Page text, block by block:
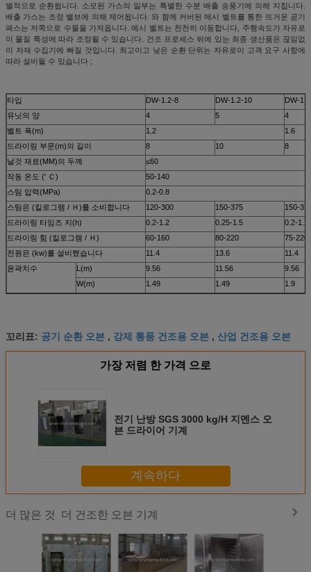
별적으로 순환됩니다. 소모된 가스의 일부는 특별한 수분 배출 송풍기에 의해 지칩니다.
배출 가스는 조정 밸브에 의해 제어됩니다. 와 함께 커버된 메시 벨트를 통한 뜨거운 공기
패스는 저쪽으로 수물을 가져옵니다. 메시 벨트는 천천히 이동합니다, 주행속도가 자유로
이 물질 특성에 따라 조정될 수 있습니다. 건조 프로세스 뒤에 있는 최종 생산품은 끊임없
이 자재 수집기에 빠질 것입니다. 최고이고 낮은 순환 단위는 자유로이 고객 요구 사항에
따라 설비될 수 있습니다 ;
타입 DW-1.2-8 DW-1.2-10
DW-
유닛의 양
4 5
4
벨트 폭(m)
1.2
1.6
드라이링 부문(m)의 길이
8 10
8
날것 재료(MM)의 두께
≤60
작동 온도 (' Ｃ)
50-140
스팀 압력(MPa)
0.2-0.8
스팀은 (킬로그램 / Ｈ)를 소비합니다
120-300 150-375
150-
드라이링 타임즈 지(h)
0.2-1.2 0.25-1.5
0.2-1.2
드라이링 힘 (킬로그램 / Ｈ)
60-160 80-220
75-220
전원은 (kw)를 설비했습니다
11.4 13.6
11.4
윤곽치수
L(m) 9.56 11.56
9.56
W(m)
1.49 1.49 1.9
꼬리표: 공기 순환 오븐 , 강제 통풍 건조용 오븐 , 산업 건조용 오븐
가장 저렴 한 가격 으로
전기 난방 SGS 3000 kg/H 지멘스 오
븐 드라이어 기계
계속하다
더 많은 것 더 건조한 오븐 기계